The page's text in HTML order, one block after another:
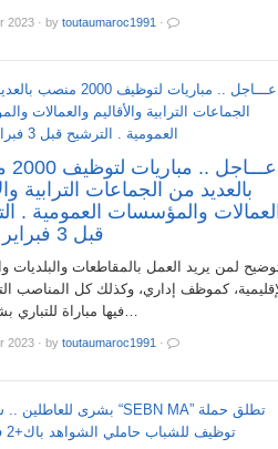
2023 · by toutaumaroc1991 ·
بالعديد من الجماعات الترابية
والمؤسسات العمومية .
قبل 3 فبراير 2023
لمن يريد العمل بالمقاطعات والبلديات
كموظف إداري، وكذلك كل المناصب
فيها مباراة للتباري بشأنها من…
2023 · by toutaumaroc1991 ·